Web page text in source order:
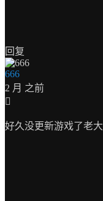
回复
666
2 月 之前
好久没更新游戏了老大